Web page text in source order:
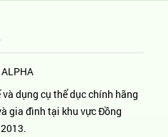
dụng cụ thể dục chính hãng
gia đình tại khu vực Đồng